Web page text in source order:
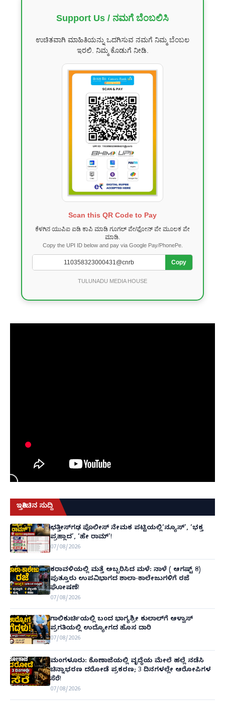
Support Us / ನಮಗೆ ಬೆಂಬಲಿಸಿ
ಉಚಿತವಾಗಿ ಮಾಹಿತಿಯನ್ನು ಒದಗಿಸುವ ನಮಗೆ ನಿಮ್ಮ ಬೆಂಬಲ
ಇರಲಿ. ನಿಮ್ಮ ಕೊಡುಗೆ ನೀಡಿ.
Scan this QR Code to Pay
ಕೆಳಗಿನ ಯುಪಿಐ ಐಡಿ ಕಾಪಿ ಮಾಡಿ ಗೂಗಲ್ ಪೇ/ಫೋನ್ ಪೇ ಮೂಲಕ ಪೇ
ಮಾಡಿ.
Copy the UPI ID below and pay via Google Pay/PhonePe.
Copy
TULUNADU MEDIA HOUSE
ಇತ್ತೀಚಿನ ಸುದ್ದಿ
ಛತ್ತೀಸ್‌ಗಢ ಪೊಲೀಸ್ ನೇಮಕ ಪಟ್ಟಿಯಲ್ಲಿ‘ನ್ಯೂಸ್’, ‘ಭಕ್ತ
ಪ್ರಹ್ಲಾದ’, ‘ಹೇ ರಾಮ್’!
07/08/2026
ಕರಾವಳಿಯಲ್ಲಿ ಮತ್ತೆ ಅಬ್ಬರಿಸಿದ ಮಳೆ: ನಾಳೆ ( ಆಗಷ್ಟ್ 8)
ಪುತ್ತೂರು ಉಪವಿಭಾಗದ ಶಾಲಾ-ಕಾಲೇಜುಗಳಿಗೆ ರಜೆ
ಘೋಷಣೆ!
07/08/2026
ಗಾಲಿಕುರ್ಚಿಯಲ್ಲಿ ಬಂದ ಭಾಗ್ಯಶ್ರೀ ಕುಲಾಲ್‌ಗೆ ಆಳ್ವಾಸ್
ಪ್ರಗತಿಯಲ್ಲಿ ಉದ್ಯೋಗದ ಹೊಸ ದಾರಿ
07/08/2026
ಮಂಗಳೂರು: ಕೊಣಾಜೆಯಲ್ಲಿ ವೃದ್ಧೆಯ ಮೇಲೆ ಹಲ್ಲೆ ನಡೆಸಿ
ಚಿನ್ನಾಭರಣ ದರೋಡೆ ಪ್ರಕರಣ; 3 ದಿನಗಳಲ್ಲೇ ಆರೋಪಿಗಳ
ಸೆರೆ!
07/08/2026